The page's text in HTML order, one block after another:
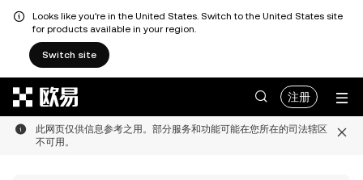
Looks like you're in the United States. Switch to the United States site
for products available in your region.
Switch site
注册
此网页仅供信息参考之用。部分服务和功能可能在您所在的司法辖区
不可用。